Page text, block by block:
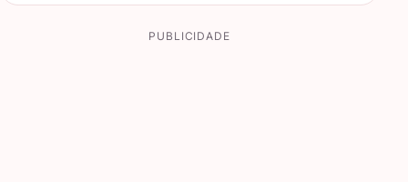
PUBLICIDADE